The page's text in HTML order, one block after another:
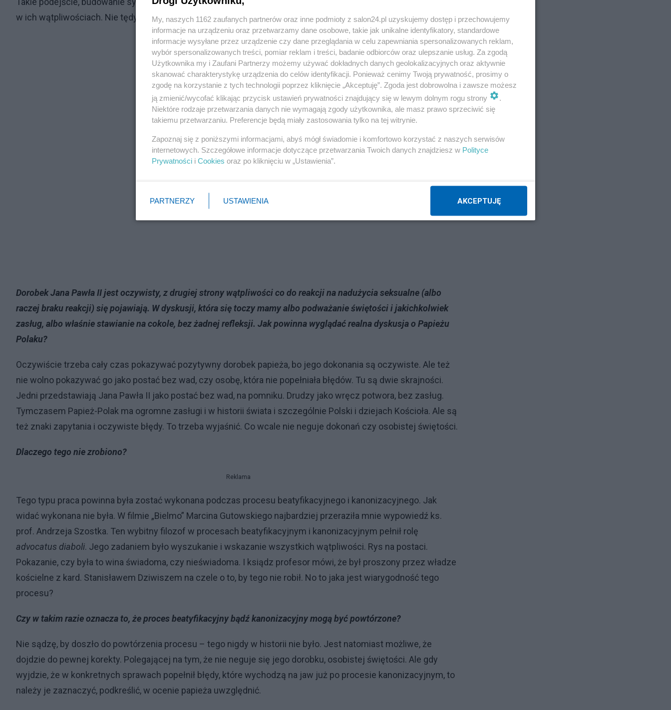
w ich wątpliwościach. Nie tędy droga.
Dorobek Jana Pawła II jest oczywisty, z drugiej strony wątpliwości co do reakcji na nadużycia seksualne (albo
raczej braku reakcji) się pojawiają. W dyskusji, która się toczy mamy albo podważanie świętości i jakichkolwiek
zasług, albo właśnie stawianie na cokole, bez żadnej refleksji. Jak powinna wyglądać realna dyskusja o Papieżu
Polaku?
Oczywiście trzeba cały czas pokazywać pozytywny dorobek papieża, bo jego dokonania są oczywiste. Ale też
nie wolno pokazywać go jako postać bez wad, czy osobę, która nie popełniała błędów. Tu są dwie skrajności.
Jedni przedstawiają Jana Pawła II jako postać bez wad, na pomniku. Drudzy jako wręcz potwora, bez zasług.
Tymczasem Papież-Polak ma ogromne zasługi i w historii świata i szczególnie Polski i dziejach Kościoła. Ale są
też znaki zapytania i oczywiste błędy. To trzeba wyjaśnić. Co wcale nie neguje dokonań czy osobistej świętości.
Dlaczego tego nie zrobiono?
Reklama
Tego typu praca powinna była zostać wykonana podczas procesu beatyfikacyjnego i kanonizacyjnego. Jak
widać wykonana nie była. W filmie „Bielmo” Marcina Gutowskiego najbardziej przeraziła mnie wypowiedź ks.
prof. Andrzeja Szostka. Ten wybitny filozof w procesach beatyfikacyjnym i kanonizacyjnym pełnił rolę
advocatus diaboli. Jego zadaniem było wyszukanie i wskazanie wszystkich wątpliwości. Rys na postaci.
Pokazanie, czy była to wina świadoma, czy nieświadoma. I ksiądz profesor mówi, że był proszony przez władze
kościelne z kard. Stanisławem Dziwiszem na czele o to, by tego nie robił. No to jaka jest wiarygodność tego
procesu?
Czy w takim razie oznacza to, że proces beatyfikacyjny bądź kanonizacyjny mogą być powtórzone?
Nie sądzę, by doszło do powtórzenia procesu – tego nigdy w historii nie było. Jest natomiast możliwe, że
dojdzie do pewnej korekty. Polegającej na tym, że nie neguje się jego dorobku, osobistej świętości. Ale gdy
wyjdzie, że w konkretnych sprawach popełnił błędy, które wychodzą na jaw już po procesie kanonizacyjnym, to
należy je zaznaczyć, podkreślić, w ocenie papieża uwzględnić.
My, naszych 1162 zaufanych partnerów oraz inne podmioty z salon24.pl uzyskujemy dostęp i przechowujemy
informacje na urządzeniu oraz przetwarzamy dane osobowe, takie jak unikalne identyfikatory, standardowe
informacje wysyłane przez urządzenie czy dane przeglądania w celu zapewniania spersonalizowanych reklam,
wybór spersonalizowanych treści, pomiar reklam i treści, badanie odbiorców oraz ulepszanie usług. Za zgodą
Użytkownika my i Zaufani Partnerzy możemy używać dokładnych danych geolokalizacyjnych oraz aktywnie
skanować charakterystykę urządzenia do celów identyfikacji. Ponieważ cenimy Twoją prywatność, prosimy o
zgodę na korzystanie z tych technologii poprzez kliknięcie „Akceptuję”. Zgoda jest dobrowolna i zawsze możesz
ją zmienić/wycofać klikając przycisk ustawień prywatności znajdujący się w lewym dolnym rogu strony
.
Niektóre rodzaje przetwarzania danych nie wymagają zgody użytkownika, ale masz prawo sprzeciwić się
takiemu przetwarzaniu. Preferencje będą miały zastosowania tylko na tej witrynie.
Zapoznaj się z poniższymi informacjami, abyś mógł świadomie i komfortowo korzystać z naszych serwisów
internetowych. Szczegółowe informacje dotyczące przetwarzania Twoich danych znajdziesz w Polityce
Prywatności i Cookies oraz po kliknięciu w „Ustawienia”.
PARTNERZY USTAWIENIA AKCEPTUJĘ